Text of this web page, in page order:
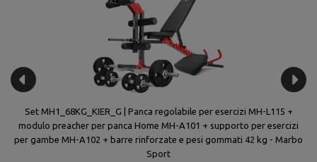
Set MH1_68KG_KIER_G | Panca regolabile per esercizi MH-L115 +
modulo preacher per panca Home MH-A101 + supporto per esercizi
per gambe MH-A102 + barre rinforzate e pesi gommati 42 kg - Marbo
Sport